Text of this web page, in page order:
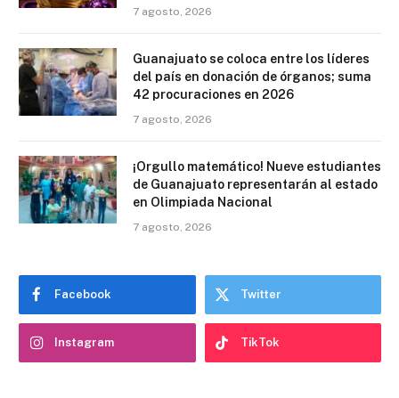
7 agosto, 2026
Guanajuato se coloca entre los líderes
del país en donación de órganos; suma
42 procuraciones en 2026
7 agosto, 2026
¡Orgullo matemático! Nueve estudiantes
de Guanajuato representarán al estado
en Olimpiada Nacional
7 agosto, 2026
Facebook Twitter
Instagram TikTok